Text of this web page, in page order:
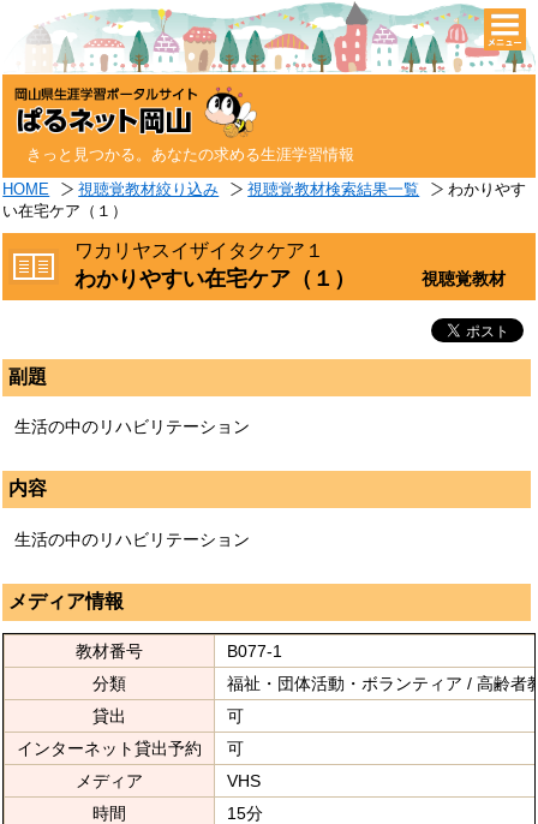
きっと見つかる。あなたの求める生涯学習情報
HOME 視聴覚教材絞り込み 視聴覚教材検索結果一覧
わかりやす
い在宅ケア（１）
ワカリヤスイザイタクケア１
わかりやすい在宅ケア（１） 視聴覚教材
副題
生活の中のリハビリテーション
内容
生活の中のリハビリテーション
メディア情報
教材番号
B077-1
分類
福祉・団体活動・ボランティア / 高齢者
貸出
可
インターネット貸出予約
可
メディア
VHS
時間
15分